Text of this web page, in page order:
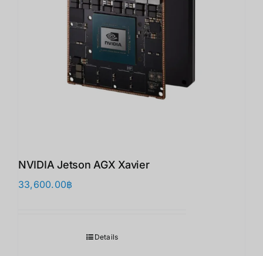
NVIDIA Jetson AGX Xavier
33,600.00฿
Details